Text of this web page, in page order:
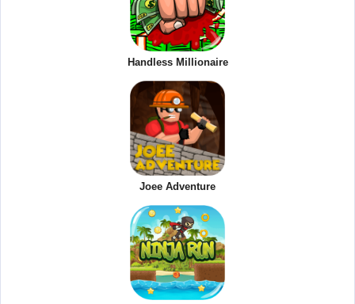
Handless Millionaire
Joee Adventure